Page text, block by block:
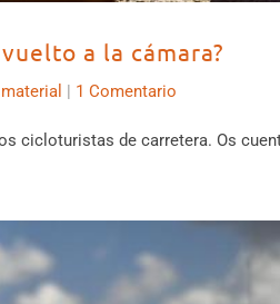
a la cámara?
material | 1 Comentario
cicloturistas de carretera. Os